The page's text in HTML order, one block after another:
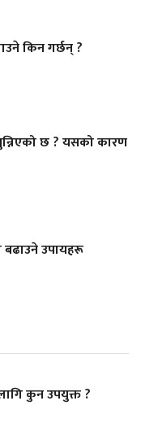
किन गर्छन् ?
छ ? यसको कारण
उपायहरू
कुन उपयुक्त ?